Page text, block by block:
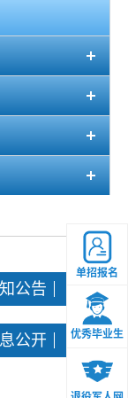
公告
公开
单招报名
优秀毕业生